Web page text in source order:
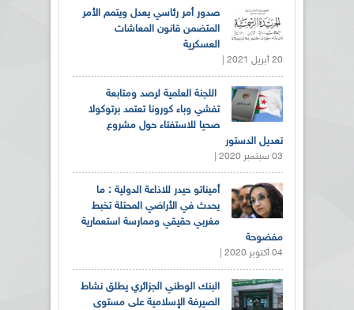
صدور أمر رئاسي يعدل ويتمم الأمر
المتضمن قانون المعاشات
العسكرية
20 أبريل 2021 |
اللجنة العلمية لرصد ومتابعة
تفشي وباء كورونا تعتمد برتوكولا
صحيا للاستفتاء حول مشروع
تعديل الدستور
03 سبتمبر 2020 |
أميناتو حيدر للاذاعة الدولية : ما
يحدث في الأراضي المحتلة تخبط
مغربي حقيقي وممارسة استعمارية
مفضوحة
04 أكتوبر 2020 |
البنك الوطني الجزائري يطلق نشاط
الصيرفة الإسلامية على مستوى